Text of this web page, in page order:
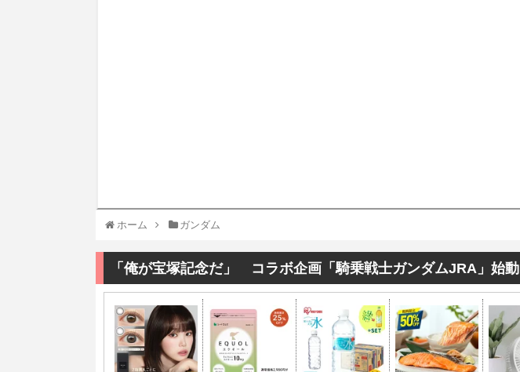
ホーム ガンダム
「俺が宝塚記念だ」 コラボ企画「騎乗戦士ガンダムJRA」始動